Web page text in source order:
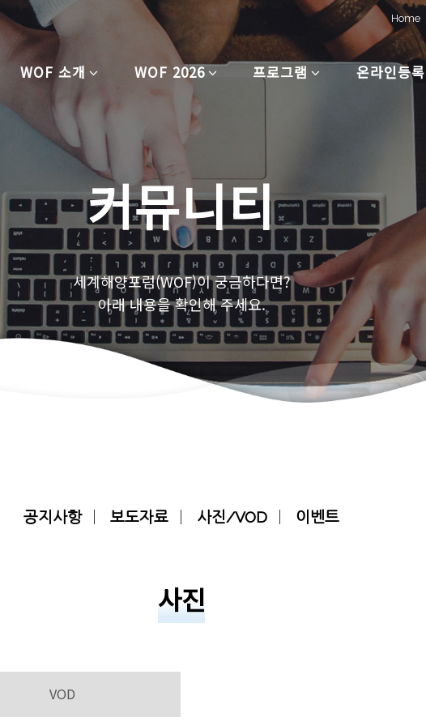
Home
WOF 소개 WOF 2026 프로그램 온라인등록
커뮤니티
세계해양포럼(WOF)이 궁금하다면?
아래 내용을 확인해 주세요.
공지사항 보도자료 사진/VOD 이벤트
사진
VOD